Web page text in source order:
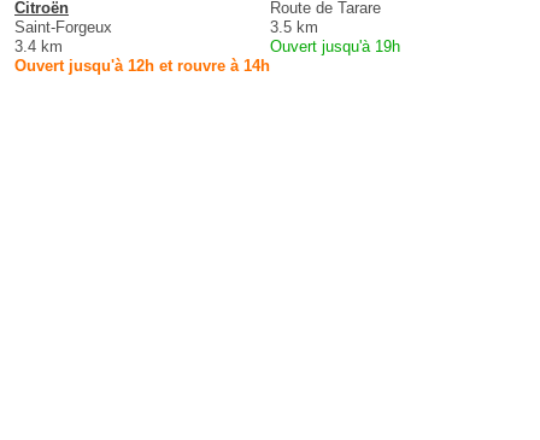
Citroën
Saint-Forgeux
3.4 km
Ouvert jusqu'à 12h et rouvre à 14h
Route de Tarare
3.5 km
Ouvert jusqu'à 19h